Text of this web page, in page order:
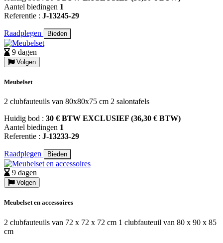
Aantel biedingen 1
Referentie : J-13245-29
Raadplegen Bieden
9 dagen
Volgen
Meubelset
2 clubfauteuils van 80x80x75 cm 2 salontafels
Huidig bod : 30 € BTW EXCLUSIEF (36,30 € BTW)
Aantel biedingen 1
Referentie : J-13233-29
Raadplegen Bieden
9 dagen
Volgen
Meubelset en accessoires
2 clubfauteuils van 72 x 72 x 72 cm 1 clubfauteuil van 80 x 90 x 85
cm